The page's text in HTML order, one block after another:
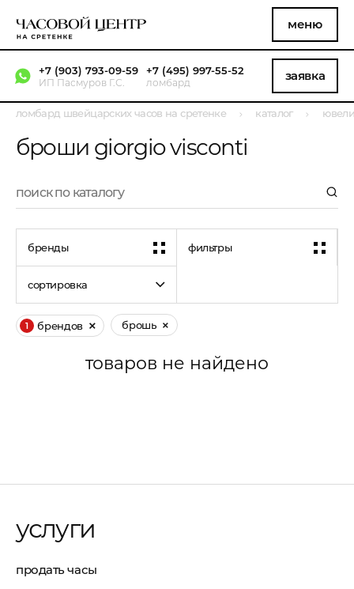
меню
+7 (903) 793-09-59
ИП Пасмуров Г.С.
+7 (495) 997-55-52
ломбард заявка
ломбард швейцарских часов на сретенке каталог
броши giorgio visconti
бренды фильтры
сортировка
1 брендов брошь
товаров не найдено
услуги
продать часы